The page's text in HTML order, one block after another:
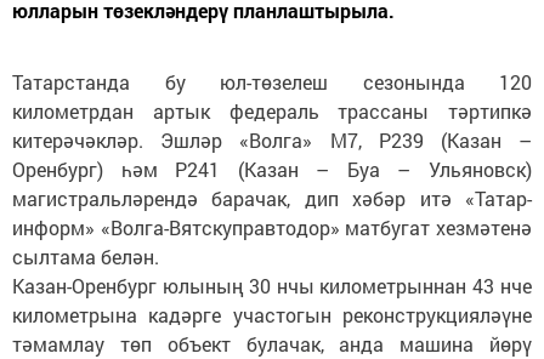
юлларын төзекләндерү планлаштырыла.
Татарстанда бу юл-төзелеш сезонында 120
километрдан артык федераль трассаны тәртипкә
китерәчәкләр. Эшләр «Волга» М7, Р239 (Казан –
Оренбург) һәм Р241 (Казан – Буа – Ульяновск)
магистральләрендә барачак, дип хәбәр итә «Татар-
информ» «Волга-Вятскуправтодор» матбугат хезмәтенә
сылтама белән.
Казан-Оренбург юлының 30 нчы километрыннан 43 нче
километрына кадәрге участогын реконструкцияләүне
тәмамлау төп объект булачак, анда машина йөрү